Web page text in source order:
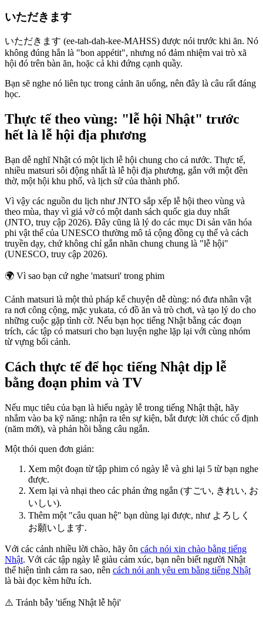
いただきます
いただきます (ee-tah-dah-kee-MAHSS) được nói trước khi ăn. Nó
không đúng hẳn là "bon appétit", nhưng nó đảm nhiệm vai trò xã
hội đó trên bàn ăn, hoặc cả khi đứng cạnh quầy.
Bạn sẽ nghe nó liên tục trong cảnh ăn uống, nên đây là câu rất đáng
học.
Thực tế theo vùng: "lễ hội Nhật" trước
hết là lễ hội địa phương
Bạn dễ nghĩ Nhật có một lịch lễ hội chung cho cả nước. Thực tế,
nhiều matsuri sôi động nhất là lễ hội địa phương, gắn với một đền
thờ, một hội khu phố, và lịch sử của thành phố.
Vì vậy các nguồn du lịch như JNTO sắp xếp lễ hội theo vùng và
theo mùa, thay vì giả vờ có một danh sách quốc gia duy nhất
(JNTO, truy cập 2026). Đây cũng là lý do các mục Di sản văn hóa
phi vật thể của UNESCO thường mô tả cộng đồng cụ thể và cách
truyền dạy, chứ không chỉ gắn nhãn chung chung là "lễ hội"
(UNESCO, truy cập 2026).
🌍 Vì sao bạn cứ nghe 'matsuri' trong phim
Cảnh matsuri là một thủ pháp kể chuyện dễ dùng: nó đưa nhân vật
ra nơi công cộng, mặc yukata, có đồ ăn và trò chơi, và tạo lý do cho
những cuộc gặp tình cờ. Nếu bạn học tiếng Nhật bằng các đoạn
trích, các tập có matsuri cho bạn luyện nghe lặp lại với cùng nhóm
từ vựng bối cảnh.
Cách thực tế để học tiếng Nhật dịp lễ
bằng đoạn phim và TV
Nếu mục tiêu của bạn là hiểu ngày lễ trong tiếng Nhật thật, hãy
nhắm vào ba kỹ năng: nhận ra tên sự kiện, bắt được lời chúc cố định
(năm mới), và phản hồi bằng câu ngắn.
Một thói quen đơn giản:
Xem một đoạn từ tập phim có ngày lễ và ghi lại 5 từ bạn nghe
được.
Xem lại và nhại theo các phản ứng ngắn (すごい, きれい, お
いしい).
Thêm một "câu quan hệ" bạn dùng lại được, như よろしく
お願いします.
Với các cảnh nhiều lời chào, hãy ôn cách nói xin chào bằng tiếng
Nhật. Với các tập ngày lễ giàu cảm xúc, bạn nên biết người Nhật
thể hiện tình cảm ra sao, nên cách nói anh yêu em bằng tiếng Nhật
là bài đọc kèm hữu ích.
⚠️ Tránh bẫy 'tiếng Nhật lễ hội'